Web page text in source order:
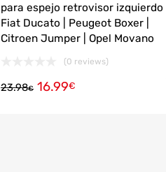
para espejo retrovisor izquierdo
Fiat Ducato | Peugeot Boxer |
Citroen Jumper | Opel Movano
(0 reviews)
23.98€ 16.99€